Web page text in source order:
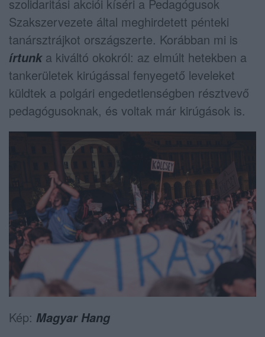
szolidaritási akciói kíséri a Pedagógusok
Szakszervezete által meghirdetett pénteki
tanársztrájkot országszerte. Korábban mi is
írtunka kiváltó okokról: az elmúlt hetekben a
tankerületek kirúgással fenyegető leveleket
küldtek a polgári engedetlenségben résztvevő
pedagógusoknak, és voltak már kirúgások is.
Kép: Magyar Hang